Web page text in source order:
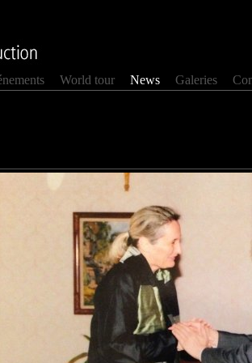
World tour News Galeries